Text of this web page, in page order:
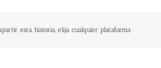
esta historia, elija cualquier plataforma